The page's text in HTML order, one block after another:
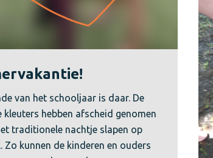
van het schooljaar is daar. De
kleuters hebben afscheid genomen
traditionele nachtje slapen op
Zo kunnen de kinderen en ouders